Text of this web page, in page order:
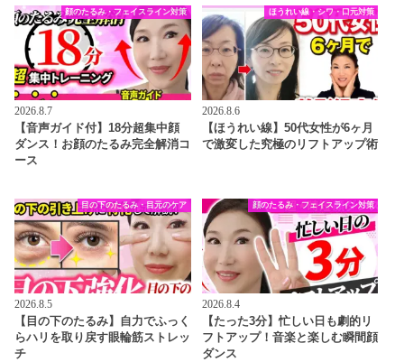
顔のたるみ・フェイスライン対策
2026.8.7
【音声ガイド付】18分超集中顔
ダンス！お顔のたるみ完全解消コ
ース
ほうれい線・シワ・口元対策
2026.8.6
【ほうれい線】50代女性が6ヶ月
で激変した究極のリフトアップ術
目の下のたるみ・目元のケア
2026.8.5
【目の下のたるみ】自力でふっく
らハリを取り戻す眼輪筋ストレッ
チ
顔のたるみ・フェイスライン対策
2026.8.4
【たった3分】忙しい日も劇的リ
フトアップ！音楽と楽しむ瞬間顔
ダンス